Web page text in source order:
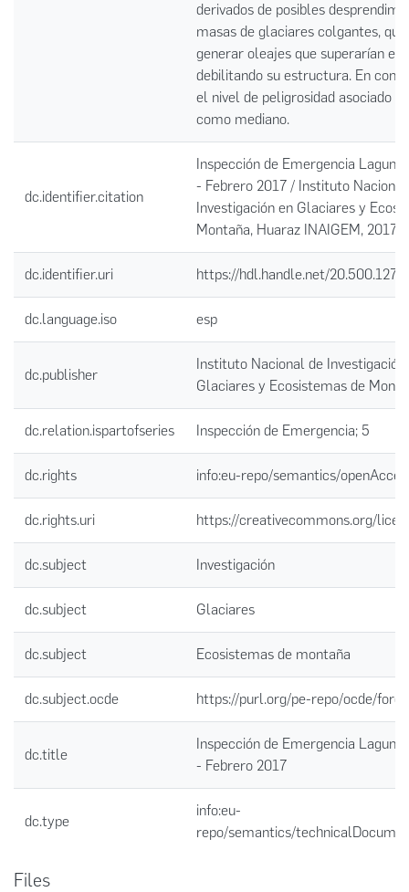
derivados de posibles
masas de glaciares colgantes,
generar oleajes que superarían el
debilitando su estructura. En
el nivel de peligrosidad asociado
como mediano.
dc.identifier.citation
Inspección de Emergencia
- Febrero 2017 / Instituto
Investigación en Glaciares y
Montaña, Huaraz INAIGEM, 2017
dc.identifier.uri https://hdl.handle.net/
dc.language.iso esp
dc.publisher
Instituto Nacional de Investigación
Glaciares y Ecosistemas de
dc.relation.ispartofseries Inspección de Emergencia; 5
dc.rights info:eu-repo/semantics/
dc.rights.uri https://creativecommons.org/
dc.subject Investigación
dc.subject Glaciares
dc.subject Ecosistemas de montaña
dc.subject.ocde https://purl.org/pe-repo/ocde/
dc.title
Inspección de Emergencia
- Febrero 2017
dc.type
info:eu-
repo/semantics/
Files